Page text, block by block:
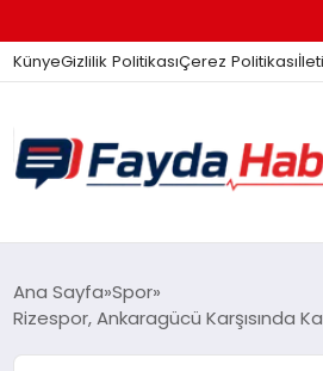
KünyeGizlilik PolitikasıÇerez Politikası
GÜNDEM
Ana Sayfa Spor
Rizespor, Ankaragücü Karşısında